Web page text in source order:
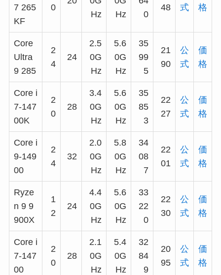
7 265
KF
0
Hz
Hz
0
48
式
格
Core
Ultra
9 285
2
4
24
2.5
0G
Hz
5.6
0G
Hz
35
99
5
21
90
公
式
価
格
Core i
7-147
00K
2
0
28
3.4
0G
Hz
5.6
0G
Hz
35
85
3
22
27
公
式
価
格
Core i
9-149
00
2
4
32
2.0
0G
Hz
5.8
0G
Hz
34
08
7
22
01
公
式
価
格
Ryze
n 9 9
900X
1
2
24
4.4
0G
Hz
5.6
0G
Hz
33
22
0
22
30
公
式
価
格
Core i
7-147
00
2
0
28
2.1
0G
Hz
5.4
0G
Hz
32
84
9
20
95
公
式
価
格